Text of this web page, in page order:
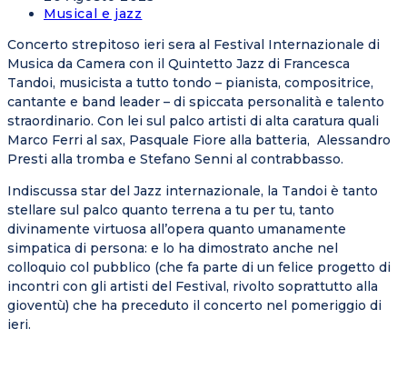
pubblicato:
Post
Musical e jazz
Concerto strepitoso ieri sera al Festival Internazionale di
Musica da Camera con il Quintetto Jazz di Francesca
Tandoi, musicista a tutto tondo – pianista, compositrice,
cantante e band leader – di spiccata personalità e talento
straordinario. Con lei sul palco artisti di alta caratura quali
Marco Ferri al sax, Pasquale Fiore alla batteria, Alessandro
Presti alla tromba e Stefano Senni al contrabbasso.
Indiscussa star del Jazz internazionale, la Tandoi è tanto
stellare sul palco quanto terrena a tu per tu, tanto
divinamente virtuosa all’opera quanto umanamente
simpatica di persona: e lo ha dimostrato anche nel
colloquio col pubblico (che fa parte di un felice progetto di
incontri con gli artisti del Festival, rivolto soprattutto alla
gioventù) che ha preceduto il concerto nel pomeriggio di
ieri.